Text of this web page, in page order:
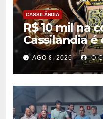
CASSILÂNDIA
R$ 10 mil na
Cassilandia é
desafio “O
Rondonópolis
AGO 8, 2026 O